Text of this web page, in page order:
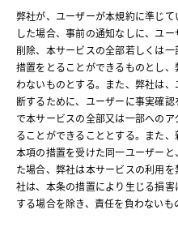
弊社が、ユーザーが本規約に準じ
した場合、事前の通知なしに、ユ
削除、本サービスの全部若しくは
措置をとることができるものとし
わないものとする。また、弊社は
断するために、ユーザーに事実確
で本サービスの全部又は一部への
ることができることとする。また、
本項の措置を受けた同一ユーザー
た場合、弊社は本サービスの利用
社は、本条の措置により生じる損
する場合を除き、責任を負わないも